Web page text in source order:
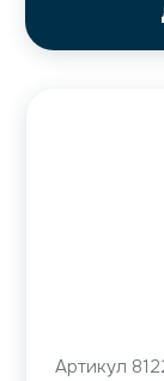
Артикул